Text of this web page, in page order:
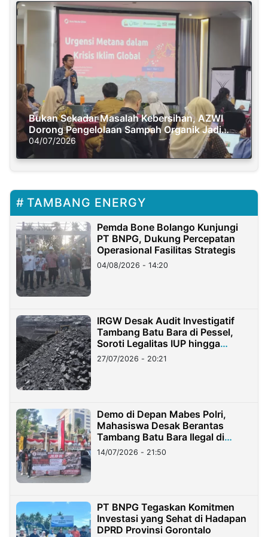
Bukan Sekadar Masalah Kebersihan, AZWI
Dorong Pengelolaan Sampah Organik Jadi
Solusi Krisis Iklim
04/07/2026
TAMBANG ENERGY
Pemda Bone Bolango Kunjungi
PT BNPG, Dukung Percepatan
Operasional Fasilitas Strategis
04/08/2026 - 14:20
IRGW Desak Audit Investigatif
Tambang Batu Bara di Pessel,
Soroti Legalitas IUP hingga
Stockpile
27/07/2026 - 20:21
Demo di Depan Mabes Polri,
Mahasiswa Desak Berantas
Tambang Batu Bara Ilegal di
Lampung
14/07/2026 - 21:50
PT BNPG Tegaskan Komitmen
Investasi yang Sehat di Hadapan
DPRD Provinsi Gorontalo